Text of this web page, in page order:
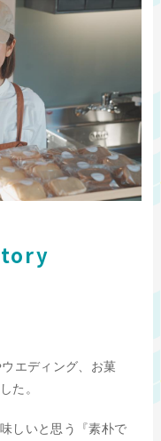
エディング、お菓
た。
しいと思う『素朴で